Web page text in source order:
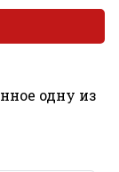
одну из